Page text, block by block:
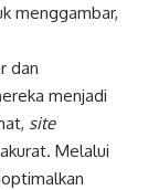
menggambar,
dan
menjadi
site
Melalui